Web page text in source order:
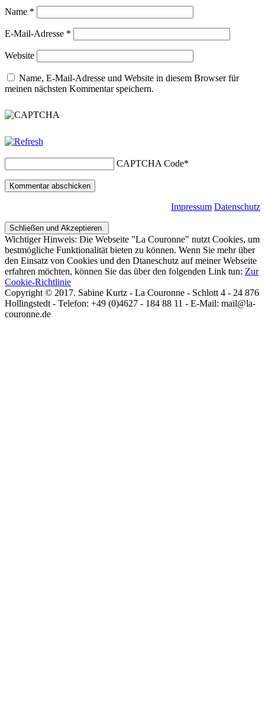
Name *
E-Mail-Adresse *
Website
Name, E-Mail-Adresse und Website in diesem Browser für
meinen nächsten Kommentar speichern.
CAPTCHA Code*
Impressum Datenschutz
Wichtiger Hinweis: Die Webseite "La Couronne" nutzt Cookies, um
bestmögliche Funktionalität bieten zu können. Wenn Sie mehr über
den Einsatz von Cookies und den Dtaneschutz auf meiner Webseite
erfahren möchten, können Sie das über den folgenden Link tun: Zur
Cookie-Richtlinie
Copyright © 2017. Sabine Kurtz - La Couronne - Schlott 4 - 24 876
Hollingstedt - Telefon: +49 (0)4627 - 184 88 11 - E-Mail: mail@la-
couronne.de